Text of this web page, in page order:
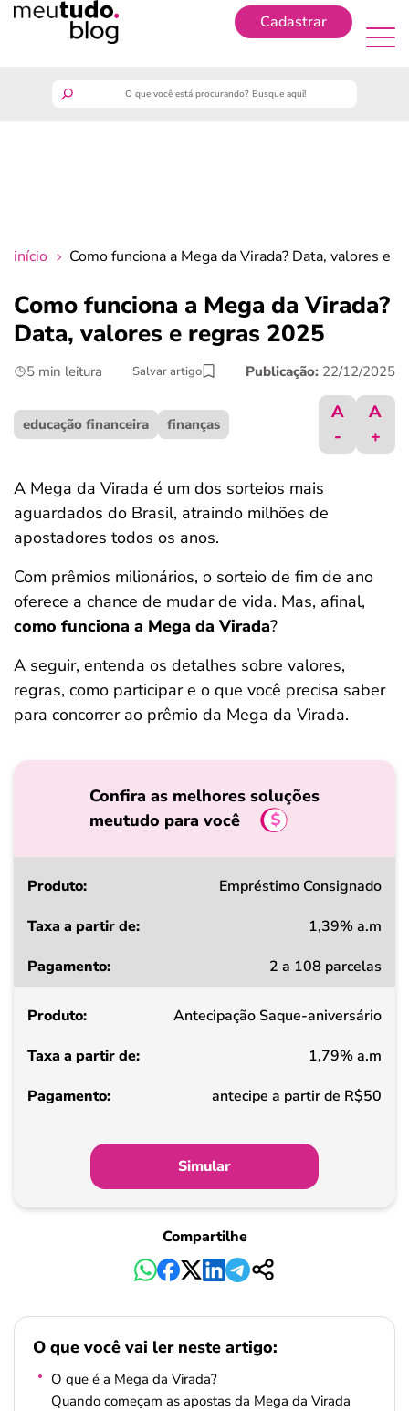
Cadastrar
crédito fácil
últimas notícias
ferramentas
início Como funciona a Mega da Virada? Data, valores e
Como funciona a Mega da Virada?
Data, valores e regras 2025
5 min leitura Salvar artigo Publicação: 22/12/2025
educação financeira finanças
A
-
A
+
A Mega da Virada é um dos sorteios mais
aguardados do Brasil, atraindo milhões de
apostadores todos os anos.
Com prêmios milionários, o sorteio de fim de ano
oferece a chance de mudar de vida. Mas, afinal,
como funciona a Mega da Virada?
A seguir, entenda os detalhes sobre valores,
regras, como participar e o que você precisa saber
para concorrer ao prêmio da Mega da Virada.
Confira as melhores soluções
meutudo para você
Produto
a
de
Pagamento
Empréstimo Consignado
1,39% a.m
2 a 108 parcelas
Antecipação Saque-aniversário
1,79% a.m
antecipe a partir de R$50
Simular
Compartilhe
O que você vai ler neste artigo:
O que é a Mega da Virada?
Quando começam as apostas da Mega da Virada